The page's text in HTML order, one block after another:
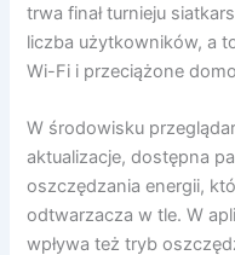
trwa finał turnieju
liczba użytkowników, a
Wi-Fi i przeciążone
W środowisku
aktualizacje, dostępna
oszczędzania energii,
odtwarzacza w tle. W
wpływa też tryb